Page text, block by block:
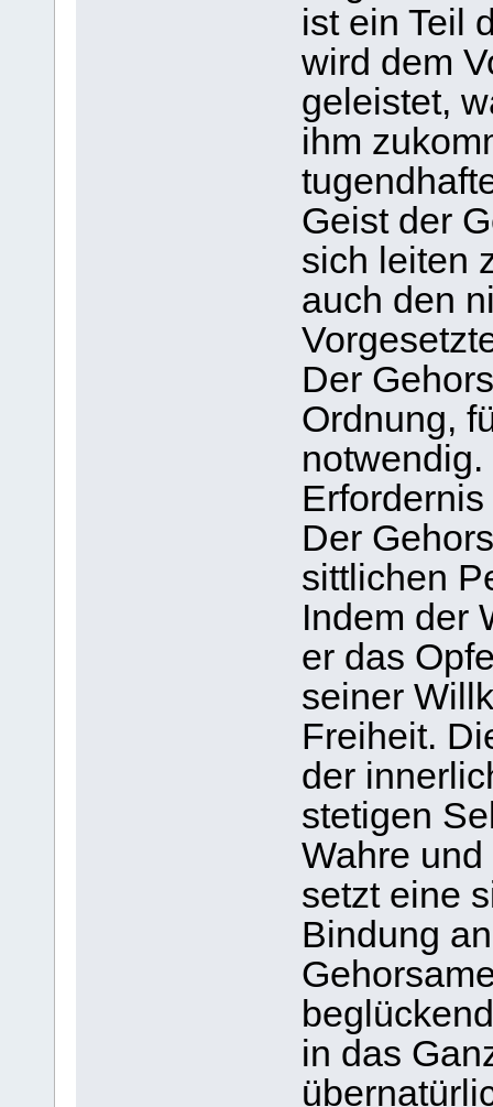
ist ein Teil
wird dem
geleistet,
ihm
Geist der
sich leiten
auch den
Der
Ordnung,
Der
sittlichen
Indem der
er das
seiner
Freiheit.
der
stetigen
Wahre
setzt eine
Bindung
in das